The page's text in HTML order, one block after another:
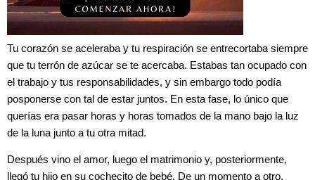
Tu corazón se aceleraba y tu respiración se entrecortaba siempre
que tu terrón de azúcar se te acercaba. Estabas tan ocupado con
el trabajo y tus responsabilidades, y sin embargo todo podía
posponerse con tal de estar juntos. En esta fase, lo único que
querías era pasar horas y horas tomados de la mano bajo la luz
de la luna junto a tu otra mitad.
Después vino el amor, luego el matrimonio y, posteriormente,
llegó tu hijo en su cochecito de bebé. De un momento a otro,